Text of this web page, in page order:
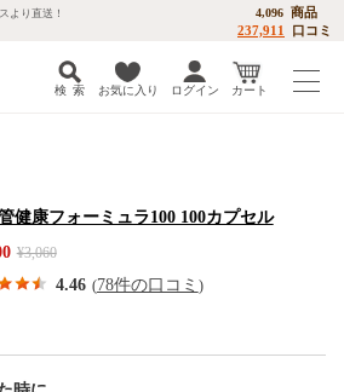
より直送！
4,096 商品
237,911
口コミ
検 索 お気に入り ログイン カート
健康フォーミュラ100 100カプセル
4.46 (78件の口コミ )
¥3,060